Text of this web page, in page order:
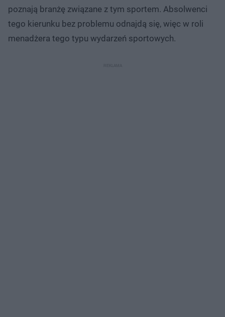
poznają branżę związane z tym sportem. Absolwenci
tego kierunku bez problemu odnajdą się, więc w roli
menadżera tego typu wydarzeń sportowych.